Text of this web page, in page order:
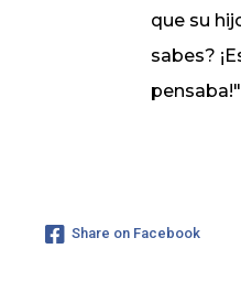
que su
sabes?
pensaba!"
Share on Facebook